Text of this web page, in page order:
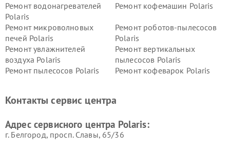
Ремонт водонагревателей
Polaris
Ремонт кофемашин Polaris
Ремонт микроволновых
печей Polaris
Ремонт роботов-пылесосов
Polaris
Ремонт увлажнителей
воздуха Polaris
Ремонт вертикальных
пылесосов Polaris
Ремонт пылесосов Polaris
Ремонт кофеварок Polaris
Контакты сервис центра
Адрес сервисного центра Polaris:
г. Белгород, просп. Славы, 65/36